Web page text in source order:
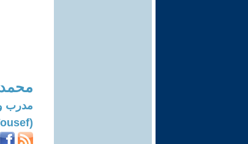
مدرب
(Mohammad Abdul-karem Yousef)